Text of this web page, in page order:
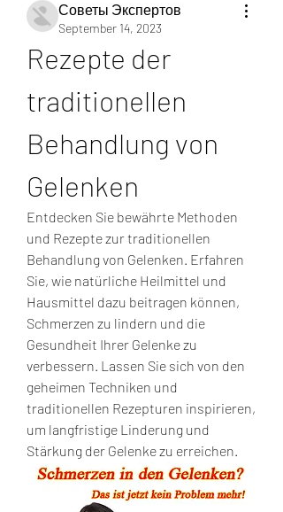
Советы Экспертов
September 14, 2023
Rezepte der
traditionellen
Behandlung von
Gelenken
Entdecken Sie bewährte Methoden
und Rezepte zur traditionellen
Behandlung von Gelenken. Erfahren
Sie, wie natürliche Heilmittel und
Hausmittel dazu beitragen können,
Schmerzen zu lindern und die
Gesundheit Ihrer Gelenke zu
verbessern. Lassen Sie sich von den
geheimen Techniken und
traditionellen Rezepturen inspirieren,
um langfristige Linderung und
Stärkung der Gelenke zu erreichen.